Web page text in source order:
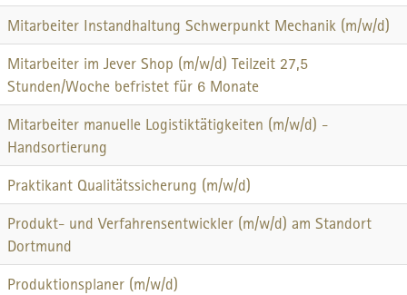
Mitarbeiter Instandhaltung Schwerpunkt Mechanik (m/w/d)
Mitarbeiter im Jever Shop (m/w/d) Teilzeit 27,5
Stunden/Woche befristet für 6 Monate
Mitarbeiter manuelle Logistiktätigkeiten (m/w/d) -
Handsortierung
Praktikant Qualitätssicherung (m/w/d)
Produkt- und Verfahrensentwickler (m/w/d) am Standort
Dortmund
Produktionsplaner (m/w/d)